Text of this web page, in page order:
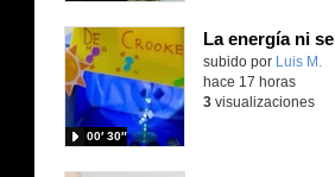
Contenido educativo.
subido por Luis M.
00′ 30″
hace 17 horas
3visualizaciones